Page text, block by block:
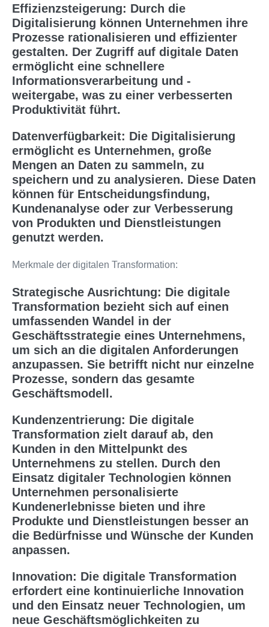
Effizienzsteigerung: Durch die
Digitalisierung können Unternehmen ihre
Prozesse rationalisieren und effizienter
gestalten. Der Zugriff auf digitale Daten
ermöglicht eine schnellere
Informationsverarbeitung und -
weitergabe, was zu einer verbesserten
Produktivität führt.
Datenverfügbarkeit: Die Digitalisierung
ermöglicht es Unternehmen, große
Mengen an Daten zu sammeln, zu
speichern und zu analysieren. Diese Daten
können für Entscheidungsfindung,
Kundenanalyse oder zur Verbesserung
von Produkten und Dienstleistungen
genutzt werden.
Merkmale der digitalen Transformation:
Strategische Ausrichtung: Die digitale
Transformation bezieht sich auf einen
umfassenden Wandel in der
Geschäftsstrategie eines Unternehmens,
um sich an die digitalen Anforderungen
anzupassen. Sie betrifft nicht nur einzelne
Prozesse, sondern das gesamte
Geschäftsmodell.
Kundenzentrierung: Die digitale
Transformation zielt darauf ab, den
Kunden in den Mittelpunkt des
Unternehmens zu stellen. Durch den
Einsatz digitaler Technologien können
Unternehmen personalisierte
Kundenerlebnisse bieten und ihre
Produkte und Dienstleistungen besser an
die Bedürfnisse und Wünsche der Kunden
anpassen.
Innovation: Die digitale Transformation
erfordert eine kontinuierliche Innovation
und den Einsatz neuer Technologien, um
neue Geschäftsmöglichkeiten zu